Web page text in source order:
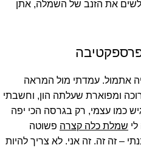
לשים את הזנב של השמלה, אתן
אתמול. עמדתי מול המראה
ומפוארת שעלתה הון, וחשבתי
כמו עצמי, רק בגרסה הכי יפה
שמלת כלה קצרה פשוטה
– זה זה. זה אני. לא צריך להיות